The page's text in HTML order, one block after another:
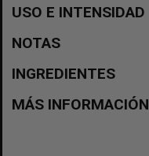
USO E INTENSIDAD
NOTAS
INGREDIENTES
MÁS INFORMACIÓN